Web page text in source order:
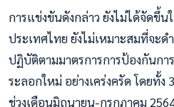
การแข่งขันดังกล่าว ยังไม่ได้จัดขึ้
ประเทศไทย ยังไม่เหมาะสมที่จะด
ปฏิบัติตามมาตรการการป้องกันกา
ระลอกใหม่ อย่างเคร่งครัด โดยทั้
ช่วงเดือนมิถุนายน-กรกฏาคม